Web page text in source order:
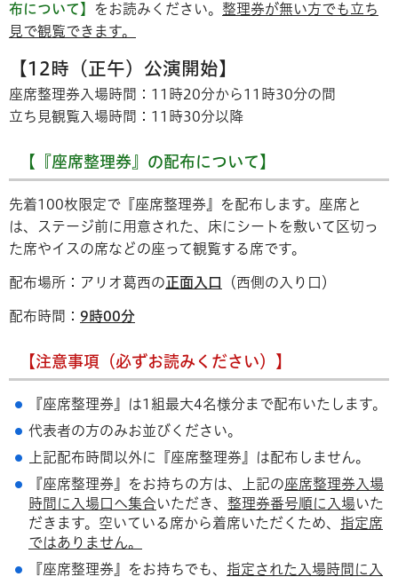
布について 】 をお読みください。 整理券が無い方でも立ち
見で観覧できます。
【12時（正午）公演開始】
座席整理券入場時間：11時20分から11時30分の間
立ち見観覧入場時間：11時30分以降
【『座席整理券』の配布について】
​​​​​先着100枚限定で『座席整理券』を配布します。座席と
は、ステージ前に用意された、床にシートを敷いて区切っ
た席やイスの席などの座って観覧する席です。
配布場所：アリオ葛西の正面入口 （西側の入り口）
配布時間： 9時00分
【注意事項（必ずお読みください）】
『座席整理券』は1組最大4名様分まで配布いたします。
代表者の方のみお並びください。
上記配布時間以外に『座席整理券』は配布しません。
『座席整理券』をお持ちの方は、上記の座席整理券入場
時間に入場口へ集合いただき、 整理券番号順に入場いた
だきます。空いている席から着席いただくため、 指定席
ではありません。
『座席整理券』をお持ちでも、 指定された入場時間に入